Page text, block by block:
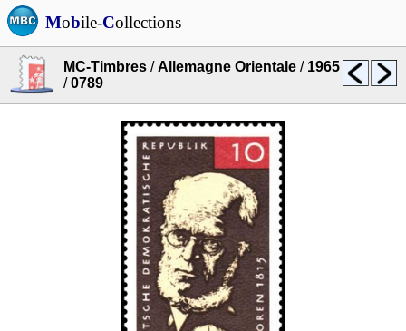
Mobile-Collections
MC-Timbres /Allemagne Orientale / 1965
/0789